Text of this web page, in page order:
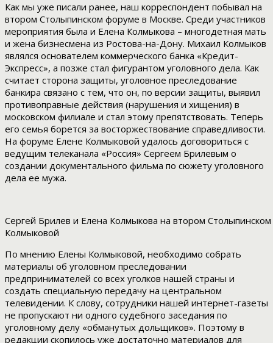
Как мы уже писали ранее, наш корреспондент побывал на
втором Столыпинском форуме в Москве. Среди участников
мероприятия была и Елена Колмыкова – многодетная мать
и жена бизнесмена из Ростова-на-Дону. Михаил Колмыков
являлся основателем коммерческого банка «Кредит-
Экспресс», а позже стал фигурантом уголовного дела. Как
считает сторона защиты, уголовное преследование
банкира связано с тем, что он, по версии защиты, выявил
противоправные действия (нарушения и хищения) в
московском филиале и стал этому препятствовать. Теперь
его семья борется за восторжествование справедливости.
На форуме Елене Колмыковой удалось договориться с
ведущим телеканала «Россия» Сергеем Брилевым о
создании документального фильма по сюжету уголовного
дела ее мужа.
Сергей Брилев и Елена Колмыкова на втором
Колмыковой
По мнению Елены Колмыковой, необходимо собрать
материалы об уголовном преследовании
предпринимателей со всех уголков нашей страны и
создать специальную передачу на центральном
телевидении. К слову, сотрудники нашей интернет-газеты
не пропускают ни одного судебного заседания по
уголовному делу «обманутых дольщиков». Поэтому в
редакции скопилось уже достаточно материалов для